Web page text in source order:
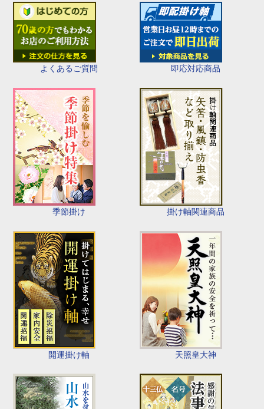
よくあるご質問 即応対応商品
季節掛け 掛け軸関連商品
開運掛け軸 天照皇大神